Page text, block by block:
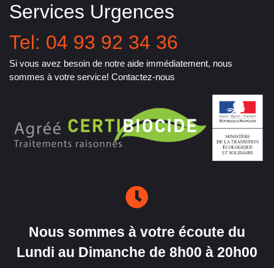
Services Urgences
Tel: 04 93 92 34 36
Si vous avez besoin de notre aide immédiatement, nous
sommes à votre service! Contactez-nous
Nous sommes à votre écoute du
Lundi au Dimanche de 8h00 à 20h00